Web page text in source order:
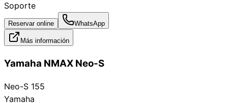
Soporte
Reservar online WhatsApp
Más información
Yamaha NMAX Neo‑S
Neo-S 155
Yamaha